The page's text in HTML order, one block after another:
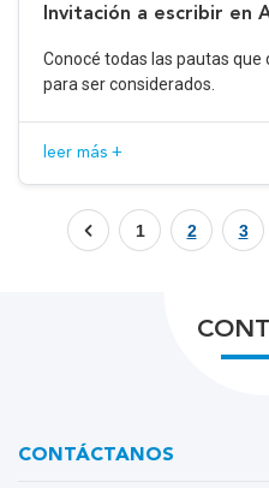
Invitación a escribir en
Conocé todas las pautas
para ser considerados.
leer más +
1 2 3
CONTÁCTANOS